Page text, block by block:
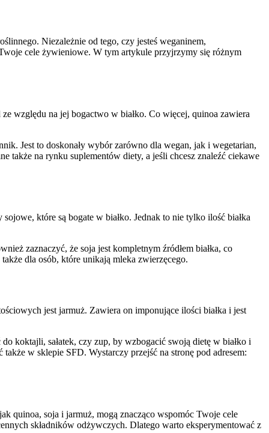
Niezależnie od tego, czy jesteś weganinem,
cele żywieniowe. W tym artykule przyjrzymy się różnym
względu na jej bogactwo w białko. Co więcej, quinoa zawiera
Jest to doskonały wybór zarówno dla wegan, jak i wegetarian,
także na rynku suplementów diety, a jeśli chcesz znaleźć ciekawe
które są bogate w białko. Jednak to nie tylko ilość białka
zaznaczyć, że soja jest kompletnym źródłem białka, co
dla osób, które unikają mleka zwierzęcego.
jest jarmuż. Zawiera on imponujące ilości białka i jest
koktajli, sałatek, czy zup, by wzbogacić swoją dietę w białko i
w sklepie SFD. Wystarczy przejść na stronę pod adresem:
quinoa, soja i jarmuż, mogą znacząco wspomóc Twoje cele
składników odżywczych. Dlatego warto eksperymentować z